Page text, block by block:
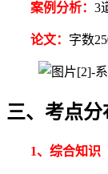
案例分析： 3
论文： 字数
三、考点分
1、综合知识